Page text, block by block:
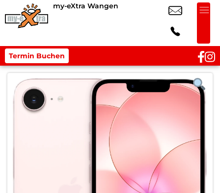
my-eXtra Wangen
Termin Buchen